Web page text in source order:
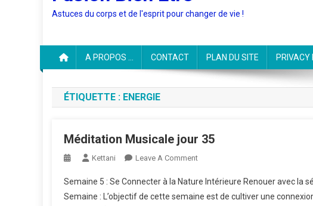
Astuces du corps et de l'esprit pour changer de vie !
A PROPOS … CONTACT PLAN DU SITE PRIVACY
ÉTIQUETTE : ENERGIE
Méditation Musicale jour 35
Kettani Leave A CommentOn
Musicale
Jour
Semaine 5 : Se Connecter à la Nature Intérieure Renouer avec la
Semaine : L’objectif de cette semaine est de cultiver une